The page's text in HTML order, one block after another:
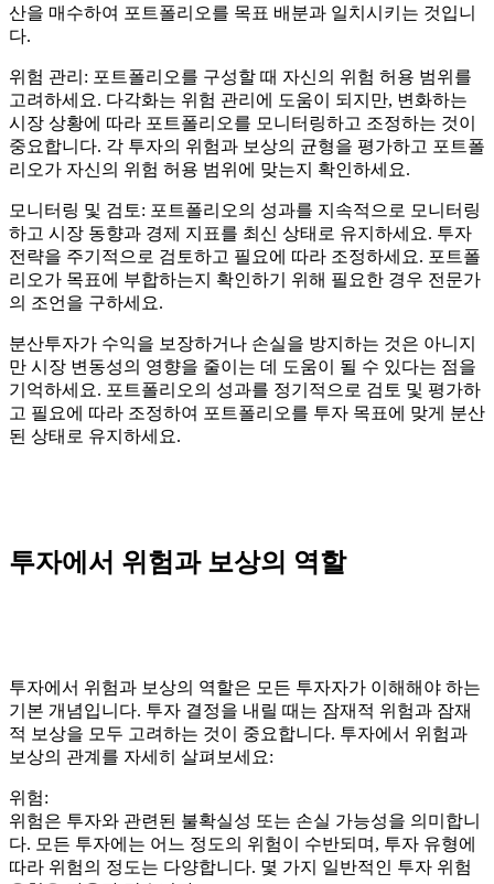
산을 매수하여 포트폴리오를 목표 배분과 일치시키는 것입니
다.
위험 관리: 포트폴리오를 구성할 때 자신의 위험 허용 범위를
고려하세요. 다각화는 위험 관리에 도움이 되지만, 변화하는
시장 상황에 따라 포트폴리오를 모니터링하고 조정하는 것이
중요합니다. 각 투자의 위험과 보상의 균형을 평가하고 포트폴
리오가 자신의 위험 허용 범위에 맞는지 확인하세요.
모니터링 및 검토: 포트폴리오의 성과를 지속적으로 모니터링
하고 시장 동향과 경제 지표를 최신 상태로 유지하세요. 투자
전략을 주기적으로 검토하고 필요에 따라 조정하세요. 포트폴
리오가 목표에 부합하는지 확인하기 위해 필요한 경우 전문가
의 조언을 구하세요.
분산투자가 수익을 보장하거나 손실을 방지하는 것은 아니지
만 시장 변동성의 영향을 줄이는 데 도움이 될 수 있다는 점을
기억하세요. 포트폴리오의 성과를 정기적으로 검토 및 평가하
고 필요에 따라 조정하여 포트폴리오를 투자 목표에 맞게 분산
된 상태로 유지하세요.
투자에서 위험과 보상의 역할
투자에서 위험과 보상의 역할은 모든 투자자가 이해해야 하는
기본 개념입니다. 투자 결정을 내릴 때는 잠재적 위험과 잠재
적 보상을 모두 고려하는 것이 중요합니다. 투자에서 위험과
보상의 관계를 자세히 살펴보세요:
위험:
위험은 투자와 관련된 불확실성 또는 손실 가능성을 의미합니
다. 모든 투자에는 어느 정도의 위험이 수반되며, 투자 유형에
따라 위험의 정도는 다양합니다. 몇 가지 일반적인 투자 위험